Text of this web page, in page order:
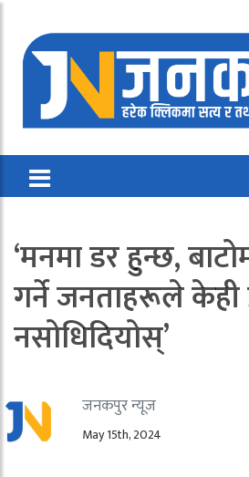
‘मनमा डर हुन्छ,
गर्ने जनताहरूले केही
नसोधिदियोस्’
जनकपुर न्यूज
May 15th, 2024